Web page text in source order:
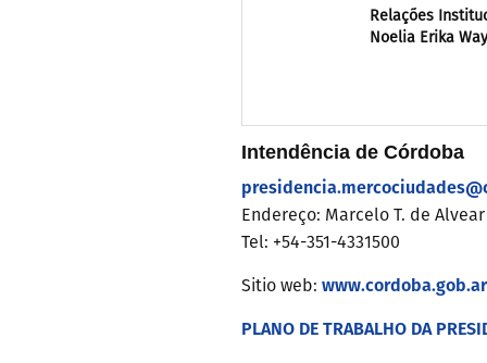
Relações
Noelia Erika
Intendência de Córdoba
Endereço: Marcelo T. de Alvear
Tel: +54-351-4331500
Sitio web: www.cordoba.gob.ar
PLANO DE TRABALHO DA